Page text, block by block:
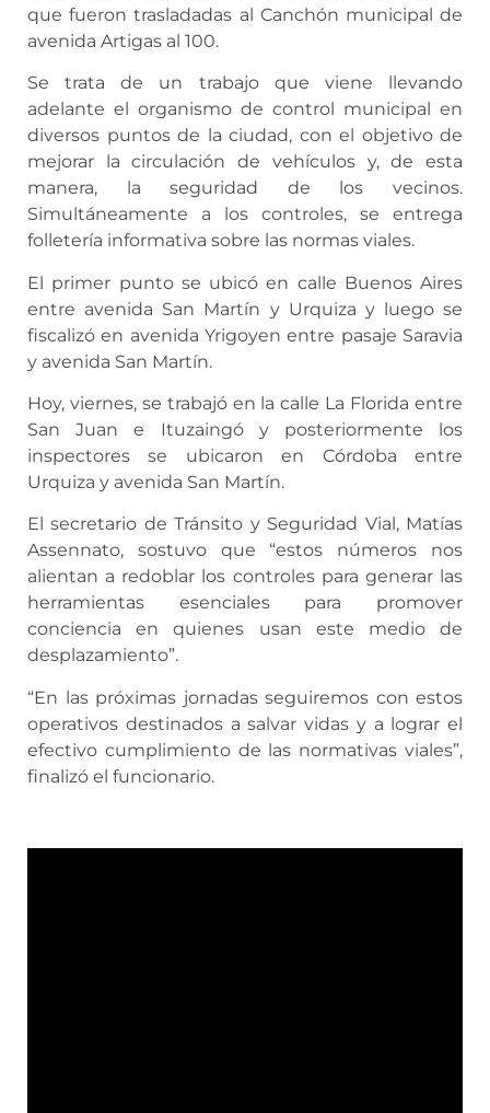
que fueron trasladadas al Canchón municipal de
avenida Artigas al 100.
Se trata de un trabajo que viene llevando
adelante el organismo de control municipal en
diversos puntos de la ciudad, con el objetivo de
mejorar la circulación de vehículos y, de esta
manera, la seguridad de los vecinos.
Simultáneamente a los controles, se entrega
folletería informativa sobre las normas viales.
El primer punto se ubicó en calle Buenos Aires
entre avenida San Martín y Urquiza y luego se
fiscalizó en avenida Yrigoyen entre pasaje Saravia
y avenida San Martín.
Hoy, viernes, se trabajó en la calle La Florida entre
San Juan e Ituzaingó y posteriormente los
inspectores se ubicaron en Córdoba entre
Urquiza y avenida San Martín.
El secretario de Tránsito y Seguridad Vial, Matías
Assennato, sostuvo que “estos números nos
alientan a redoblar los controles para generar las
herramientas esenciales para promover
conciencia en quienes usan este medio de
desplazamiento”.
“En las próximas jornadas seguiremos con estos
operativos destinados a salvar vidas y a lograr el
efectivo cumplimiento de las normativas viales”,
finalizó el funcionario.